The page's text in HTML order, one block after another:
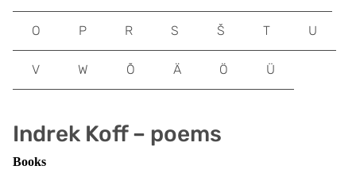
Indrek Koff – poems
Books
O P R S Š T U
V W Õ Ä Ö Ü